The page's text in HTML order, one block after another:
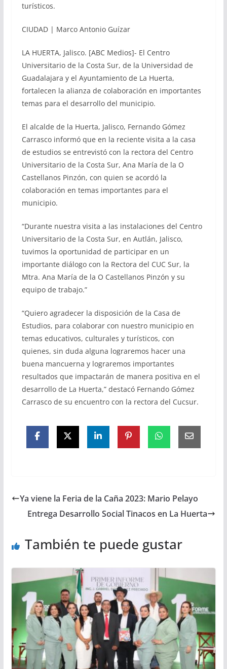
turísticos.
CIUDAD | Marco Antonio Guízar
LA HUERTA, Jalisco. [ABC Medios]- El Centro
Universitario de la Costa Sur, de la Universidad de
Guadalajara y el Ayuntamiento de La Huerta,
fortalecen la alianza de colaboración en importantes
temas para el desarrollo del municipio.
El alcalde de la Huerta, Jalisco, Fernando Gómez
Carrasco informó que en la reciente visita a la casa
de estudios se entrevistó con la rectora del Centro
Universitario de la Costa Sur, Ana María de la O
Castellanos Pinzón, con quien se acordó la
colaboración en temas importantes para el
municipio.
“Durante nuestra visita a las instalaciones del Centro
Universitario de la Costa Sur, en Autlán, Jalisco,
tuvimos la oportunidad de participar en un
importante diálogo con la Rectora del CUC Sur, la
Mtra. Ana María de la O Castellanos Pinzón y su
equipo de trabajo.”
“Quiero agradecer la disposición de la Casa de
Estudios, para colaborar con nuestro municipio en
temas educativos, culturales y turísticos, con
quienes, sin duda alguna lograremos hacer una
buena mancuerna y lograremos importantes
resultados que impactarán de manera positiva en el
desarrollo de La Huerta,” destacó Fernando Gómez
Carrasco de su encuentro con la rectora del Cucsur.
Ya viene la Feria de la Caña 2023: Mario Pelayo
Entrega Desarrollo Social Tinacos en La Huerta
También te puede gustar